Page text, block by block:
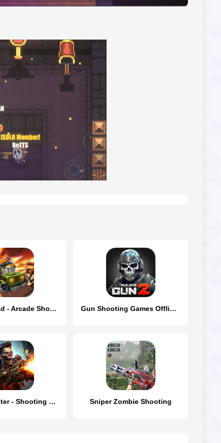
Jackal Squad - Arcade Shooting Gun Shooting Games Offline FPS
Zombie Hunter - Shooting Game Sniper Zombie Shooting